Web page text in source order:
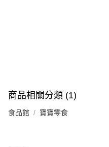
商品相關分類 (1)
食品館 寶寶零食